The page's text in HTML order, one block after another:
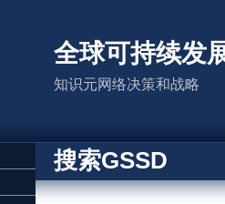
全球可持续发
知识元网络决策和战略
搜索GSSD